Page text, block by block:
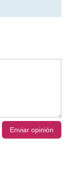
Enviar opinión